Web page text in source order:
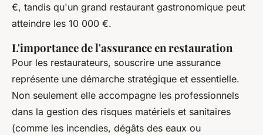
€, tandis qu'un grand restaurant gastronomique peut
atteindre les 10 000 €.
L'importance de l'assurance en restauration
Pour les restaurateurs, souscrire une assurance
représente une démarche stratégique et essentielle.
Non seulement elle accompagne les professionnels
dans la gestion des risques matériels et sanitaires
(comme les incendies, dégâts des eaux ou